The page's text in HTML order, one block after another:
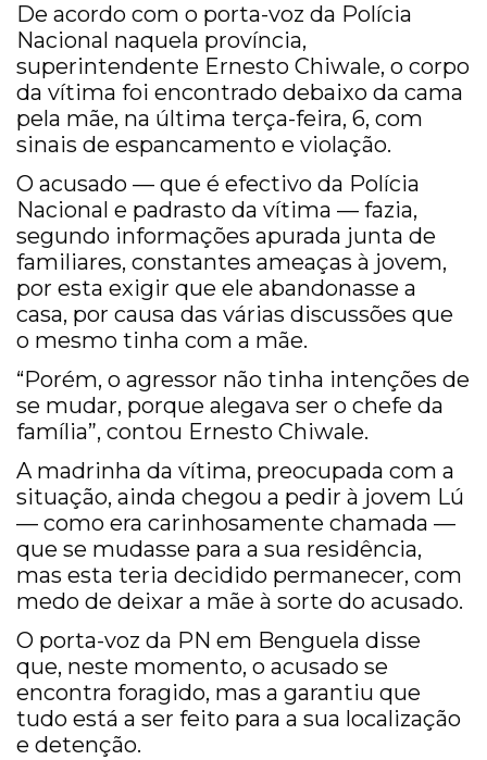
De acordo com o porta-voz da Polícia
Nacional naquela província,
superintendente Ernesto Chiwale, o corpo
da vítima foi encontrado debaixo da cama
pela mãe, na última terça-feira, 6, com
sinais de espancamento e violação.
O acusado — que é efectivo da Polícia
Nacional e padrasto da vítima — fazia,
segundo informações apurada junta de
familiares, constantes ameaças à jovem,
por esta exigir que ele abandonasse a
casa, por causa das várias discussões que
o mesmo tinha com a mãe.
“Porém, o agressor não tinha intenções de
se mudar, porque alegava ser o chefe da
família”, contou Ernesto Chiwale.
A madrinha da vítima, preocupada com a
situação, ainda chegou a pedir à jovem Lú
— como era carinhosamente chamada —
que se mudasse para a sua residência,
mas esta teria decidido permanecer, com
medo de deixar a mãe à sorte do acusado.
O porta-voz da PN em Benguela disse
que, neste momento, o acusado se
encontra foragido, mas a garantiu que
tudo está a ser feito para a sua localização
e detenção.